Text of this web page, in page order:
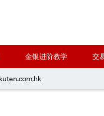
金银进阶教学 交